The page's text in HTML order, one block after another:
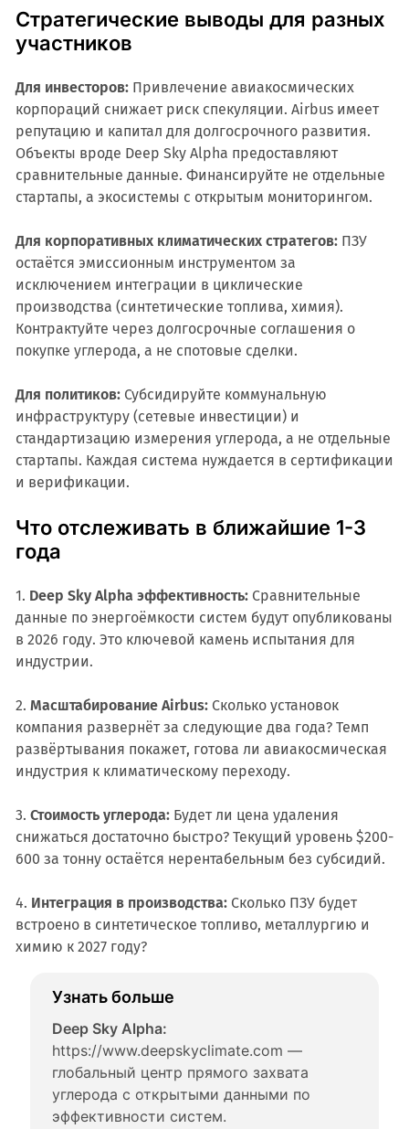
Стратегические выводы для разных
участников
Для инвесторов:Привлечение авиакосмических
корпораций снижает риск спекуляции. Airbus имеет
репутацию и капитал для долгосрочного развития.
Объекты вроде Deep Sky Alpha предоставляют
сравнительные данные. Финансируйте не отдельные
стартапы, а экосистемы с открытым мониторингом.
Для корпоративных климатических стратегов:ПЗУ
остаётся эмиссионным инструментом за
исключением интеграции в циклические
производства (синтетические топлива, химия).
Контрактуйте через долгосрочные соглашения о
покупке углерода, а не спотовые сделки.
Для политиков:Субсидируйте коммунальную
инфраструктуру (сетевые инвестиции) и
стандартизацию измерения углерода, а не отдельные
стартапы. Каждая система нуждается в сертификации
и верификации.
Что отслеживать в ближайшие 1-3
года
1. Deep Sky Alpha эффективность:Сравнительные
данные по энергоёмкости систем будут опубликованы
в 2026 году. Это ключевой камень испытания для
индустрии.
2. Масштабирование Airbus:Сколько установок
компания развернёт за следующие два года? Темп
развёртывания покажет, готова ли авиакосмическая
индустрия к климатическому переходу.
3. Стоимость углерода:Будет ли цена удаления
снижаться достаточно быстро? Текущий уровень $200-
600 за тонну остаётся нерентабельным без субсидий.
4. Интеграция в производства:Сколько ПЗУ будет
встроено в синтетическое топливо, металлургию и
химию к 2027 году?
Узнать больше
Deep Sky Alpha:
https://www.deepskyclimate.com —
глобальный центр прямого захвата
углерода с открытыми данными по
эффективности систем.